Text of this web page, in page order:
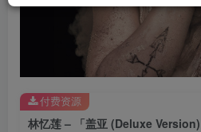
付费资源